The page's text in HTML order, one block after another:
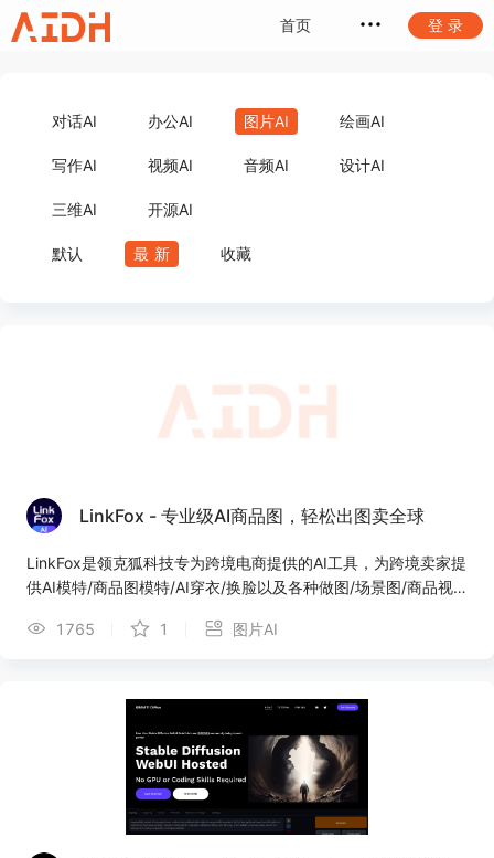
首页 登 录
对话AI 办公AI 图片AI 绘画AI
写作AI 视频AI 音频AI 设计AI
三维AI 开源AI
默认 最新 收藏
LinkFox - 专业级AI商品图，轻松出图卖全球
LinkFox是领克狐科技专为跨境电商提供的AI工具，为跨境卖家提
供AI模特/商品图模特/AI穿衣/换脸以及各种做图/场景图/商品视
1765
1 图片AI